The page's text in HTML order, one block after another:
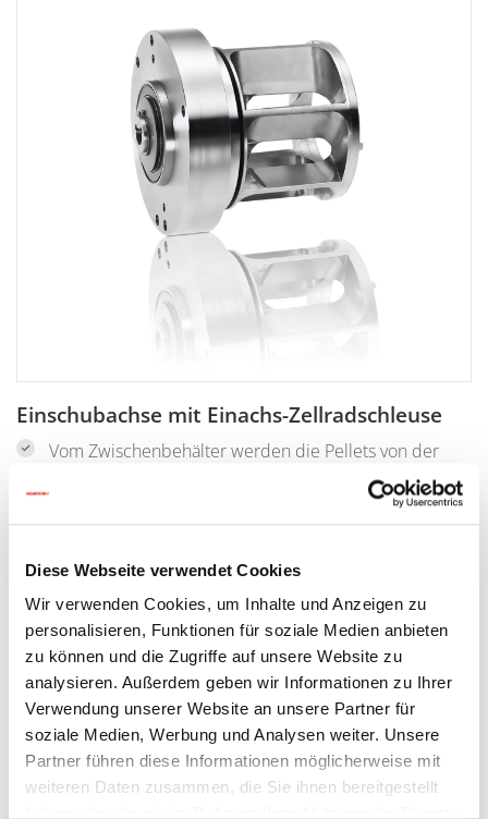
Diese Webseite verwendet Cookies
Wir verwenden Cookies, um Inhalte und Anzeigen zu
personalisieren, Funktionen für soziale Medien anbieten
zu können und die Zugriffe auf unsere Website zu
analysieren. Außerdem geben wir Informationen zu Ihrer
Verwendung unserer Website an unsere Partner für
soziale Medien, Werbung und Analysen weiter. Unsere
Partner führen diese Informationen möglicherweise mit
weiteren Daten zusammen, die Sie ihnen bereitgestellt
Einschubachse mit Einachs-Zellradschleuse
Vom Zwischenbehälter werden die Pellets von der
Einschubschnecke in die Einachs-Zellradschleuse
transportiert. Die Einachs-Zellradschleuse schließt den
Brennraum vom Zwischenbehälter hermetisch ab.
Sechskammernsystem – in einer Achse zur
Einschubschnecke mit direkt angeflanschtem,
wartungsfreiem Getriebemotor.
100% rückbrandsicher auch bei Stromausfall.
Geringster Stromverbrauch.
Keine Ketten und Zahnräder – geräuscharm und
wartungsfrei.